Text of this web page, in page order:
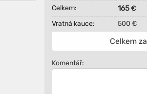
Celkem:
165€
Vratná kauce:
500 €
Celkem za
Komentář: